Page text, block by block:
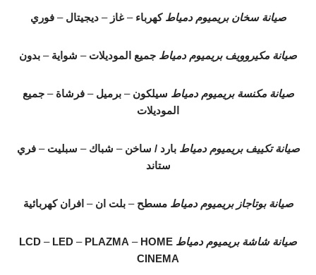
صيانة سخان بريميوم دمياط كهرباء –غاز –ديجيتال –فوري
صيانة مكيروويف بريميوم دمياط جميع الموديلات – شواية – بدون
صيانة مكنسة بريميوم دمياط سيلكون –برميل –فرشاة –جميع
الموديلات
صيانة تكييف بريميوم دمياط بارد / ساخن – شباك – سبليت –فري
ستاند
صيانة بوتاجاز بريميوم دمياط مسطح –بلت ان – افران كهربائية
صيانة شاشة بريميوم دمياط LCD – LED – PLAZMA – HOME
CINEMA